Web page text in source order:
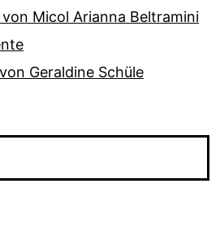
Micol Arianna Beltramini
Geraldine Schüle